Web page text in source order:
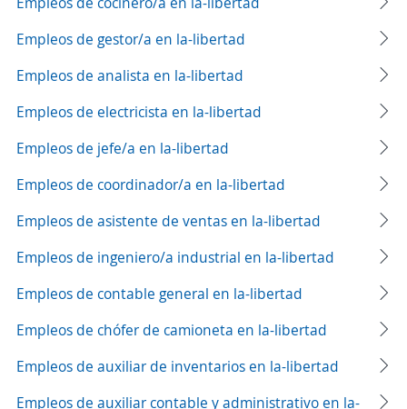
Empleos de gestor/a en la-libertad
Empleos de analista en la-libertad
Empleos de electricista en la-libertad
Empleos de jefe/a en la-libertad
Empleos de coordinador/a en la-libertad
Empleos de asistente de ventas en la-libertad
Empleos de ingeniero/a industrial en la-libertad
Empleos de contable general en la-libertad
Empleos de chófer de camioneta en la-libertad
Empleos de auxiliar de inventarios en la-libertad
Empleos de auxiliar contable y administrativo en la-